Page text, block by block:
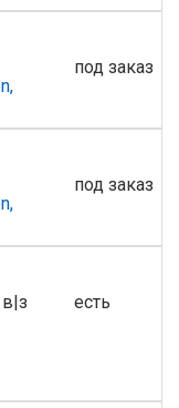
под заказ
под заказ
есть